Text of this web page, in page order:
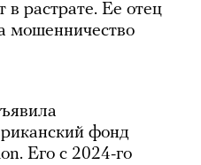
в растрате. Ее отец
мошенничество
фонд
Его с 2024-го